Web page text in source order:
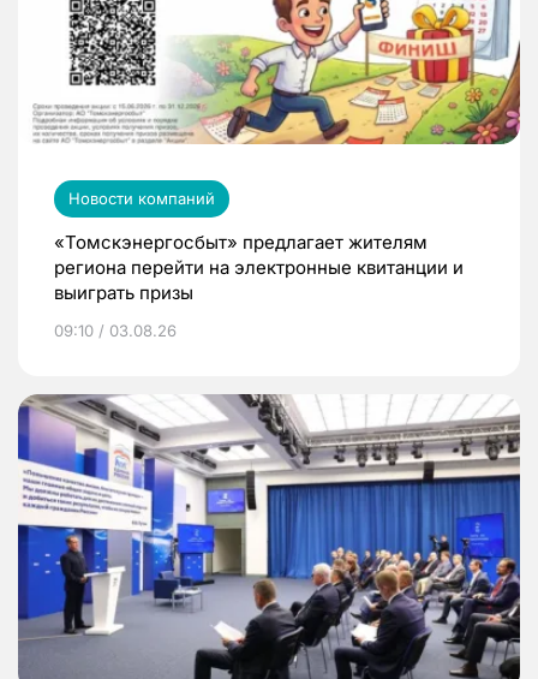
Новости компаний
«Томскэнергосбыт» предлагает жителям
региона перейти на электронные квитанции и
выиграть призы
09:10 / 03.08.26